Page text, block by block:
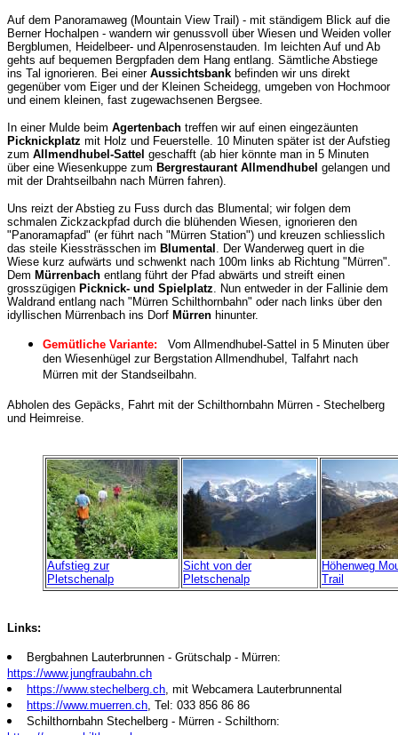
Auf dem Panoramaweg (Mountain View Trail) - mit ständigem Blick auf die
Berner Hochalpen - wandern wir genussvoll über Wiesen und Weiden voller
Bergblumen, Heidelbeer- und Alpenrosenstauden. Im leichten Auf und Ab
gehts auf bequemen Bergpfaden dem Hang entlang. Sämtliche Abstiege
ins Tal ignorieren. Bei einer Aussichtsbank befinden wir uns direkt
gegenüber vom Eiger und der Kleinen Scheidegg, umgeben von Hochmoor
und einem kleinen, fast zugewachsenen Bergsee.
In einer Mulde beim Agertenbach treffen wir auf einen eingezäunten
Picknickplatz mit Holz und Feuerstelle. 10 Minuten später ist der Aufstieg
zum Allmendhubel-Sattel geschafft (ab hier könnte man in 5 Minuten
über eine Wiesenkuppe zum Bergrestaurant Allmendhubel gelangen und
mit der Drahtseilbahn nach Mürren fahren).
Uns reizt der Abstieg zu Fuss durch das Blumental; wir folgen dem
schmalen Zickzackpfad durch die blühenden Wiesen, ignorieren den
"Panoramapfad" (er führt nach "Mürren Station") und kreuzen schliesslich
das steile Kiessträsschen im Blumental . Der Wanderweg quert in die
Wiese kurz aufwärts und schwenkt nach 100m links ab Richtung "Mürren".
Dem Mürrenbach entlang führt der Pfad abwärts und streift einen
grosszügigen Picknick- und Spielplatz. Nun entweder in der Fallinie dem
Waldrand entlang nach "Mürren Schilthornbahn" oder nach links über den
idyllischen Mürrenbach ins Dorf Mürren hinunter.
Gemütliche Variante: Vom Allmendhubel-Sattel in 5 Minuten über
den Wiesenhügel zur Bergstation Allmendhubel, Talfahrt nach
Mürren mit der Standseilbahn.
Abholen des Gepäcks, Fahrt mit der Schilthornbahn Mürren - Stechelberg
und Heimreise.
Aufstieg zur
Pletschenalp
Sicht von der
Pletschenalp
Höhenweg
Trail
Links:
Bergbahnen Lauterbrunnen - Grütschalp - Mürren:
https://www.jungfraubahn.ch
https://www.stechelberg.ch, mit Webcamera Lauterbrunnental
https://www.muerren.ch, Tel: 033 856 86 86
Schilthornbahn Stechelberg - Mürren - Schilthorn: